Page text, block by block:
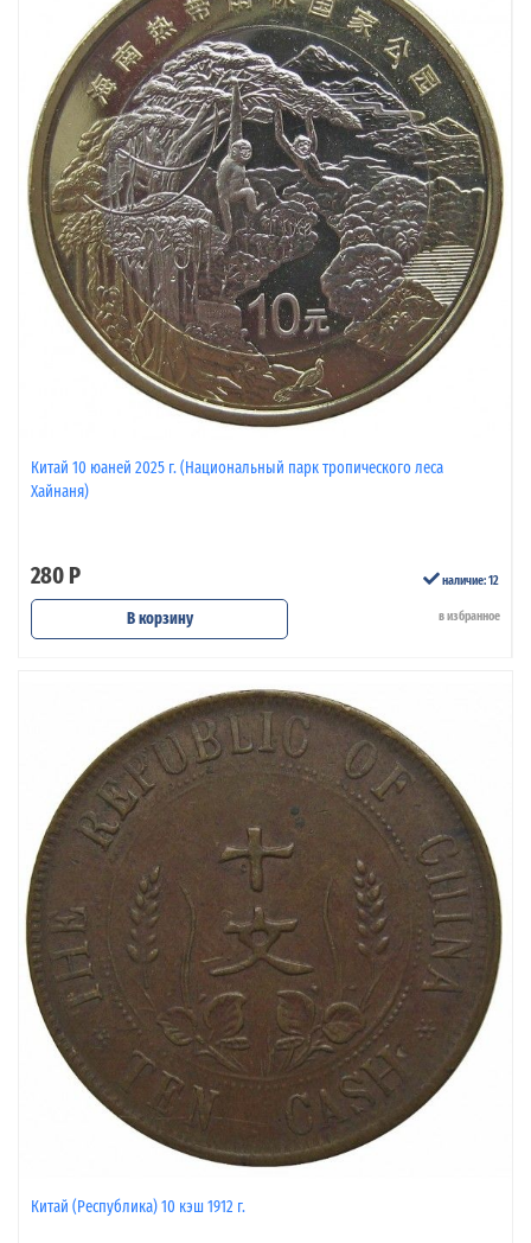
Китай 10 юаней 2025 г. (Национальный парк тропического леса
Хайнаня)
280 Р наличие: 12
В корзину в избранное
Китай (Республика) 10 кэш 1912 г.